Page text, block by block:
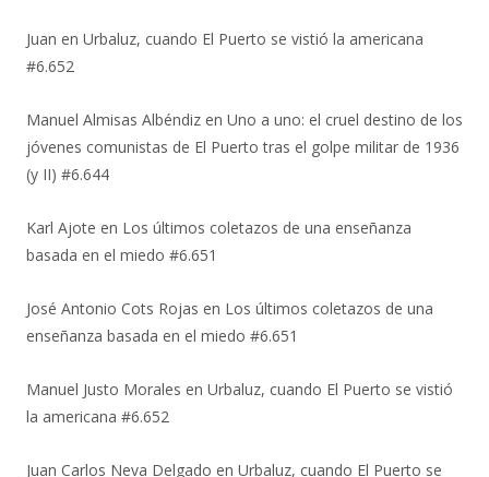
Juan en Urbaluz, cuando El Puerto se vistió la americana
#6.652
Manuel Almisas Albéndiz en Uno a uno: el cruel destino de los
jóvenes comunistas de El Puerto tras el golpe militar de 1936
(y II) #6.644
Karl Ajote en Los últimos coletazos de una enseñanza
basada en el miedo #6.651
José Antonio Cots Rojas en Los últimos coletazos de una
enseñanza basada en el miedo #6.651
Manuel Justo Morales en Urbaluz, cuando El Puerto se vistió
la americana #6.652
Juan Carlos Neva Delgado en Urbaluz, cuando El Puerto se